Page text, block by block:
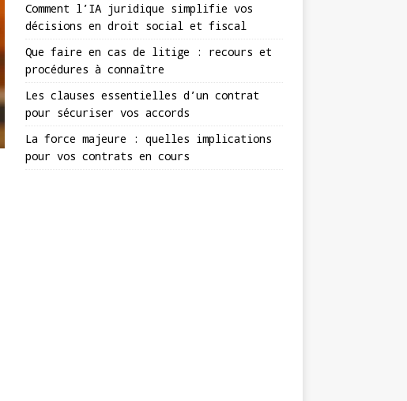
Comment l’IA juridique simplifie vos
décisions en droit social et fiscal
Que faire en cas de litige : recours et
procédures à connaître
Les clauses essentielles d’un contrat
pour sécuriser vos accords
La force majeure : quelles implications
pour vos contrats en cours